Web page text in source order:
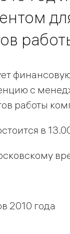
с
работы
в
2010 года